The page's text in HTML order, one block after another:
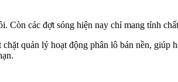
các đợt sóng hiện nay chỉ mang tính
quản lý hoạt động phân lô bán nền, giúp